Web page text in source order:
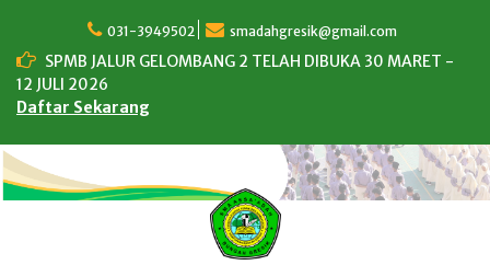
content
031-3949502 smadahgresik@gmail.com
SPMB JALUR GELOMBANG 2 TELAH DIBUKA 30 MARET -
12 JULI 2026
Daftar Sekarang